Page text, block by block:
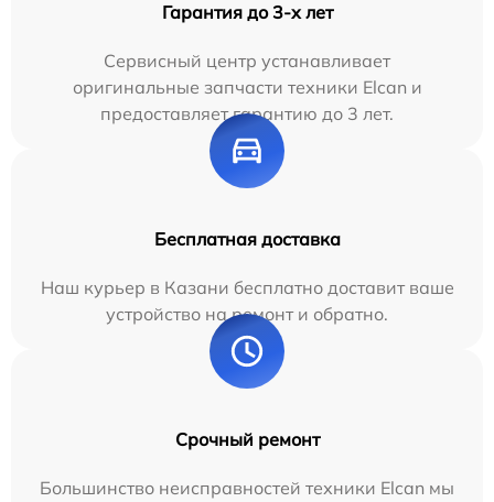
Гарантия до 3-х лет
Сервисный центр устанавливает
оригинальные запчасти техники Elcan и
предоставляет гарантию до 3 лет.
Бесплатная доставка
Наш курьер в Казани бесплатно доставит ваше
устройство на ремонт и обратно.
Срочный ремонт
Большинство неисправностей техники Elcan мы